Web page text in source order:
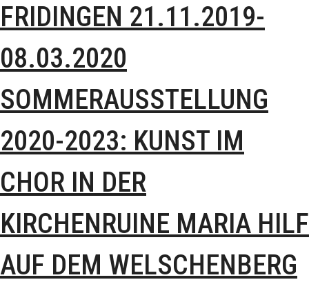
FRIDINGEN 21.11.2019-
08.03.2020
SOMMERAUSSTELLUNG
2020-2023: KUNST IM
CHOR IN DER
KIRCHENRUINE MARIA HILF
AUF DEM WELSCHENBERG